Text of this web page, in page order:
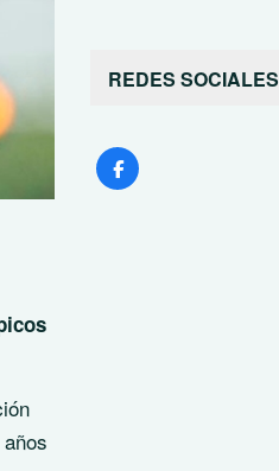
REDES SOCIALES